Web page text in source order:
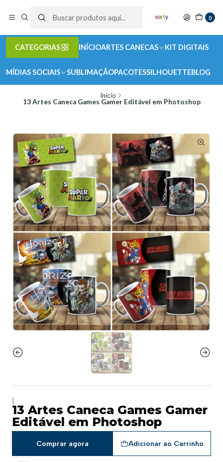
0
CATEGORIAS INÍCIOARTES CANECAS KIT DIGITAIS
MÍDIAS SOCIAIS SUBLIMAÇÃOPACOTESSILHOUETTEBLOG
Início
13 Artes Caneca Games Gamer Editável em Photoshop
13 Artes Caneca Games Gamer
Editável em Photoshop
Adicionar ao Carrinho
Comprar agora